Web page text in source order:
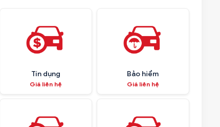
Tín dụng
Giá liên hệ
Bảo hiểm
Giá liên hệ